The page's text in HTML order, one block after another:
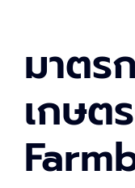
มาตร
เกษต